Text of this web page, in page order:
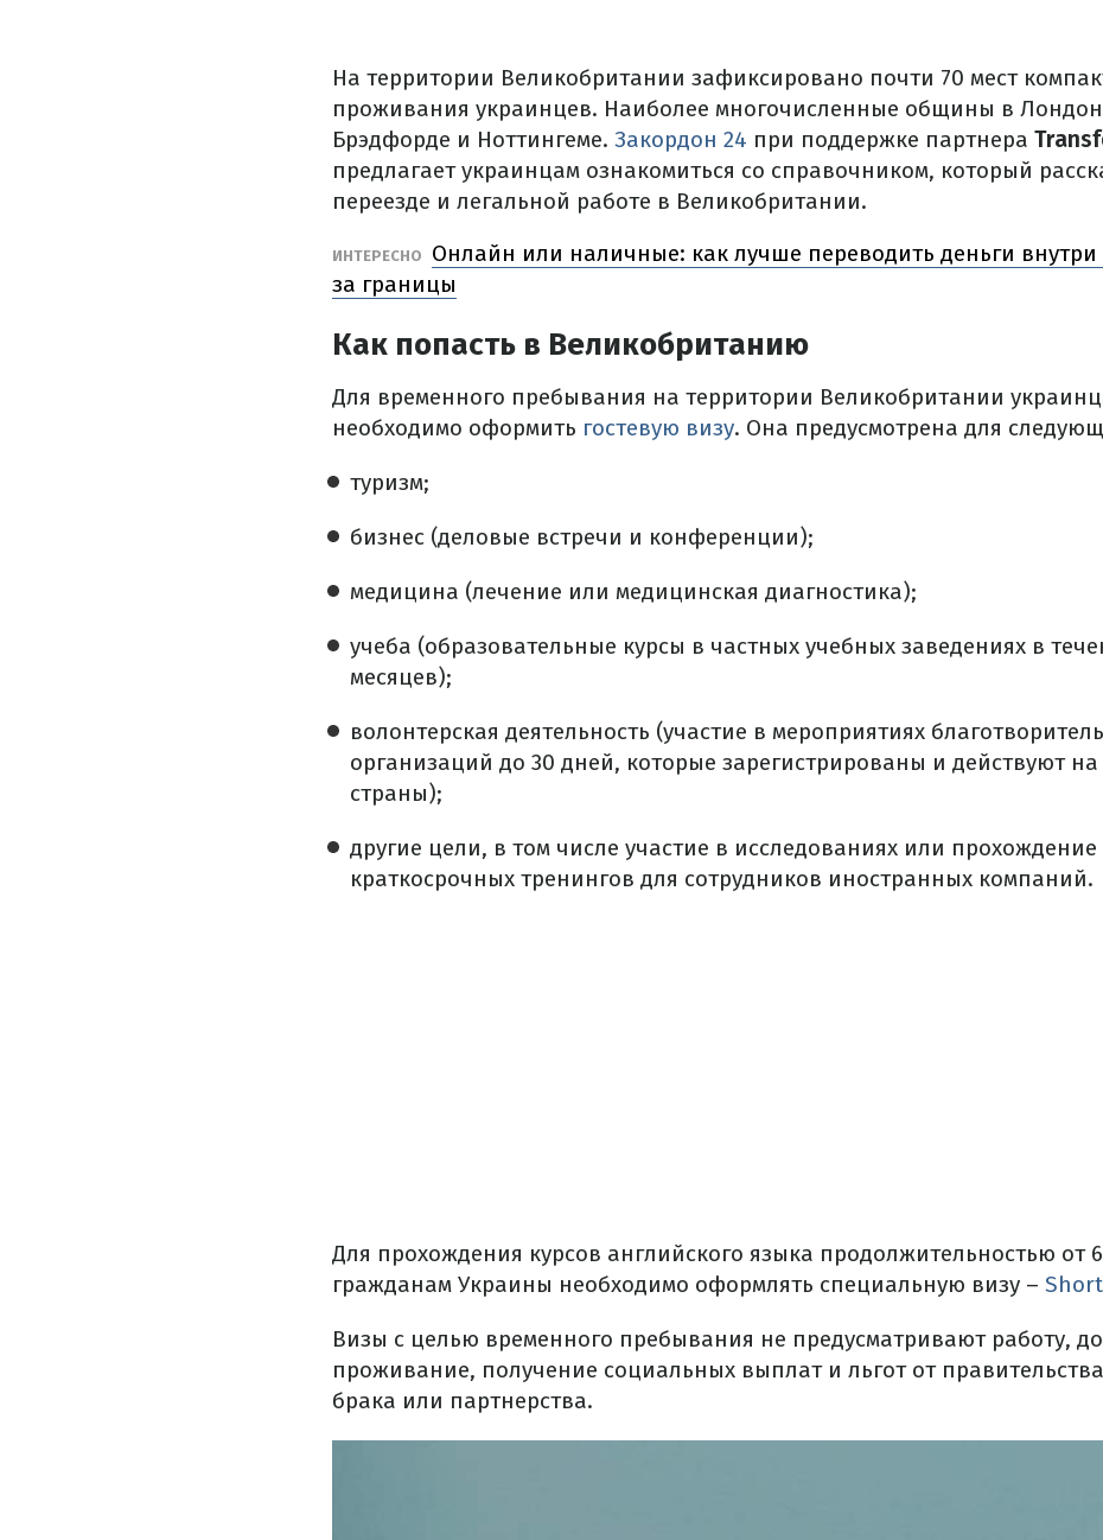
На территории Великобритании зафиксировано почти 70 мест
проживания украинцев. Наиболее многочисленные общины в
Брэдфорде и Ноттингеме. Закордон 24 при поддержке партнера
предлагает украинцам ознакомиться со справочником, который
переезде и легальной работе в Великобритании.
ИНТЕРЕСНО
Онлайн или наличные: как лучше переводить деньги
за границы
Как попасть в Великобританию
Для временного пребывания на территории Великобритании
необходимо оформить гостевую визу. Она предусмотрена для
туризм;
бизнес (деловые встречи и конференции);
медицина (лечение или медицинская диагностика);
учеба (образовательные курсы в частных учебных заведениях в
месяцев);
волонтерская деятельность (участие в мероприятиях
организаций до 30 дней, которые зарегистрированы и действуют
страны);
другие цели, в том числе участие в исследованиях или прохождение
краткосрочных тренингов для сотрудников иностранных компаний.
Для прохождения курсов английского языка продолжительностью от 6
гражданам Украины необходимо оформлять специальную визу –
Визы с целью временного пребывания не предусматривают работу,
проживание, получение социальных выплат и льгот от
брака или партнерства.